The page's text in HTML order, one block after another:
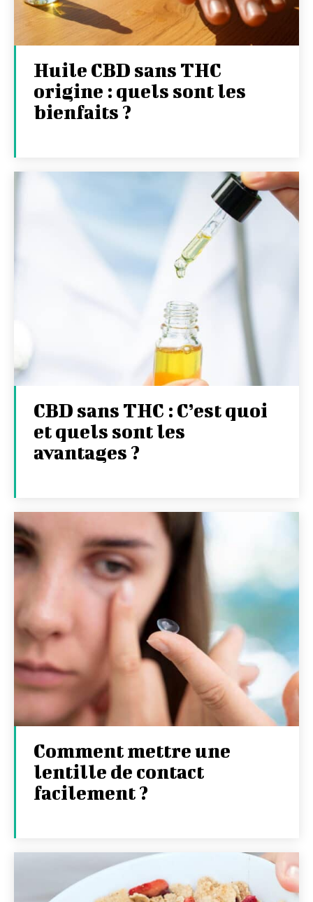
Huile CBD sans THC
origine : quels sont les
bienfaits ?
CBD sans THC : C’est quoi
et quels sont les
avantages ?
Comment mettre une
lentille de contact
facilement ?